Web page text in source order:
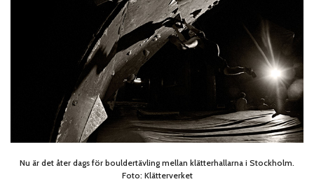
Nu är det åter dags för bouldertävling mellan klätterhallarna i Stockholm.
Foto: Klätterverket